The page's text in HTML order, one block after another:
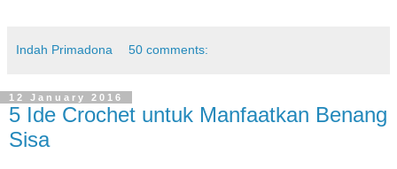
Indah Primadona 50 comments:
12 January 2016
5 Ide Crochet untuk Manfaatkan Benang
Sisa